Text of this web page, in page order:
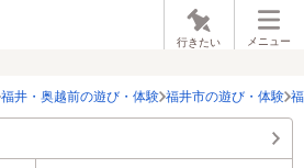
行きたい メニュー
福井・奥越前の遊び・体験 福井市の遊び・体験